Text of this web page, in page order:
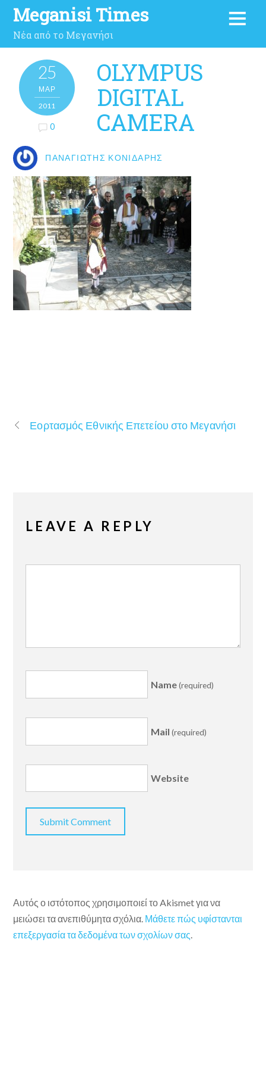
Meganisi Times
Νέα από το Μεγανήσι
25
ΜΑΡ
2011
0
OLYMPUS
DIGITAL
CAMERA
ΠΑΝΑΓΙΏΤΗΣ ΚΟΝΙΔΆΡΗΣ
Εορτασμός Εθνικής Επετείου στο Μεγανήσι
LEAVE A REPLY
Name(required)
Mail (required)
Website
Αυτός ο ιστότοπος χρησιμοποιεί το Akismet για να
μειώσει τα ανεπιθύμητα σχόλια. Μάθετε πώς υφίστανται
επεξεργασία τα δεδομένα των σχολίων σας.